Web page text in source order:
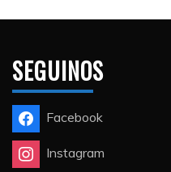
SEGUINOS
Facebook
Instagram